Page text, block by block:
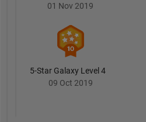
01 Nov 2019
5-Star Galaxy Level 4
09 Oct 2019